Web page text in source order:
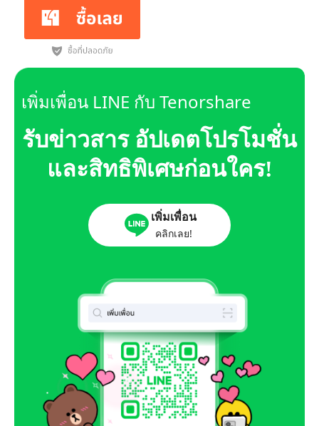
เพิ่มเพื่อน LINE กับ Tenorshare
รับข่าวสาร อัปเดตโปรโมชั่น
และสิทธิพิเศษก่อนใคร!
เพิ่มเพื่อน
คลิกเลย!